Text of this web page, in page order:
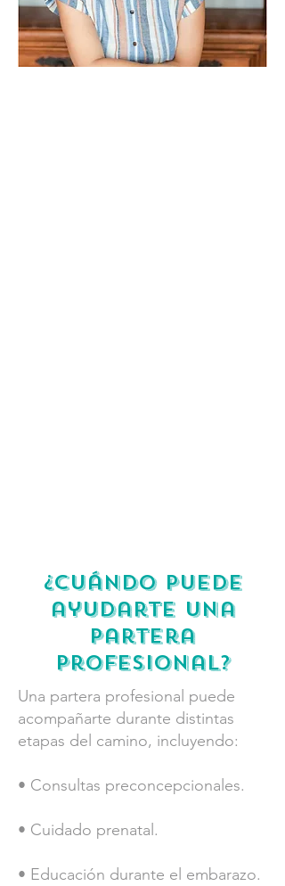
¿Cuándo puede
ayudarte una
Partera
Profesional?
Una partera profesional puede
acompañarte durante distintas
etapas del camino, incluyendo:
• Consultas preconcepcionales.
• Cuidado prenatal.
• Educación durante el embarazo.